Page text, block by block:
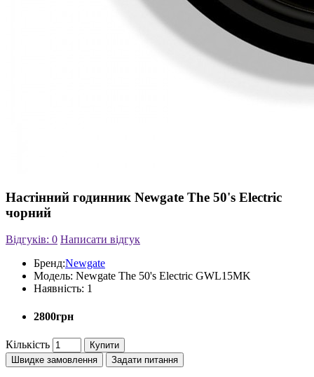
Настінний годинник Newgate The 50's Electric
чорний
Відгуків: 0 Написати відгук
Бренд:Newgate
Модель: Newgate The 50's Electric GWL15MK
Наявність: 1
2800грн
Кількість
Купити
Швидке замовлення
Задати питання